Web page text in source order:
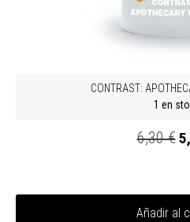
CONTRAST:
1 en
6,30 €
Añadir al